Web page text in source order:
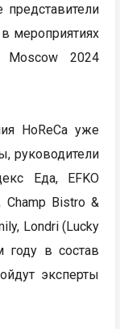
мероприятиях
Moscow 2024
HoReCa уже
руководители
Еда, EFKO
Champ Bistro &
Londri (Lucky
году в состав
эксперты